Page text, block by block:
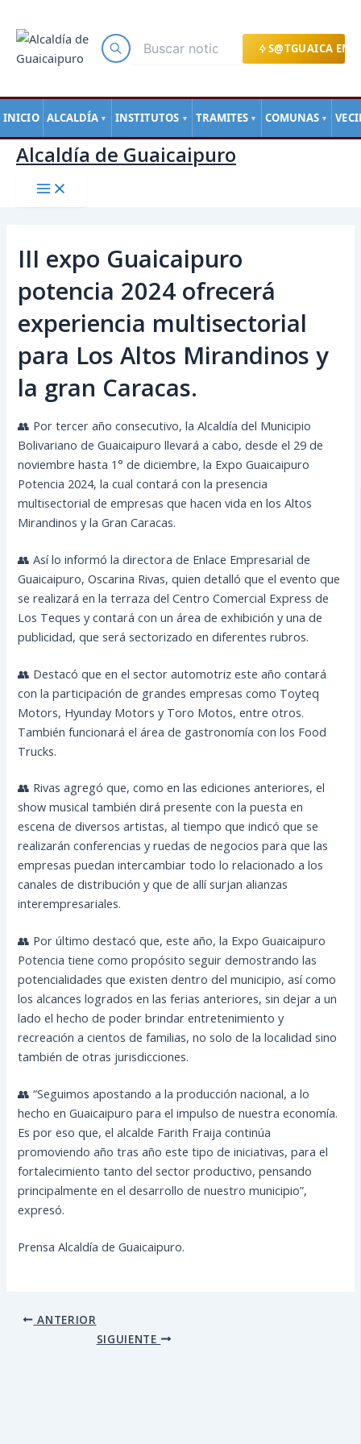
S@TGUAICA EN
INICIO ALCALDÍA ▼ INSTITUTOS ▼ TRAMITES ▼ COMUNAS ▼
contenido
Alcaldía de Guaicaipuro
III expo Guaicaipuro
potencia 2024 ofrecerá
experiencia multisectorial
para Los Altos Mirandinos y
la gran Caracas.
👥 Por tercer año consecutivo, la Alcaldía del Municipio
Bolivariano de Guaicaipuro llevará a cabo, desde el 29 de
noviembre hasta 1° de diciembre, la Expo Guaicaipuro
Potencia 2024, la cual contará con la presencia
multisectorial de empresas que hacen vida en los Altos
Mirandinos y la Gran Caracas.
👥 Así lo informó la directora de Enlace Empresarial de
Guaicaipuro, Oscarina Rivas, quien detalló que el evento que
se realizará en la terraza del Centro Comercial Express de
Los Teques y contará con un área de exhibición y una de
publicidad, que será sectorizado en diferentes rubros.
👥 Destacó que en el sector automotriz este año contará
con la participación de grandes empresas como Toyteq
Motors, Hyunday Motors y Toro Motos, entre otros.
También funcionará el área de gastronomía con los Food
Trucks.
👥 Rivas agregó que, como en las ediciones anteriores, el
show musical también dirá presente con la puesta en
escena de diversos artistas, al tiempo que indicó que se
realizarán conferencias y ruedas de negocios para que las
empresas puedan intercambiar todo lo relacionado a los
canales de distribución y que de allí surjan alianzas
interempresariales.
👥 Por último destacó que, este año, la Expo Guaicaipuro
Potencia tiene como propósito seguir demostrando las
potencialidades que existen dentro del municipio, así como
los alcances logrados en las ferias anteriores, sin dejar a un
lado el hecho de poder brindar entretenimiento y
recreación a cientos de familias, no solo de la localidad sino
también de otras jurisdicciones.
👥 “Seguimos apostando a la producción nacional, a lo
hecho en Guaicaipuro para el impulso de nuestra economía.
Es por eso que, el alcalde Farith Fraija continúa
promoviendo año tras año este tipo de iniciativas, para el
fortalecimiento tanto del sector productivo, pensando
principalmente en el desarrollo de nuestro municipio”,
expresó.
Prensa Alcaldía de Guaicaipuro.
de
entradas
ANTERIOR
SIGUIENTE